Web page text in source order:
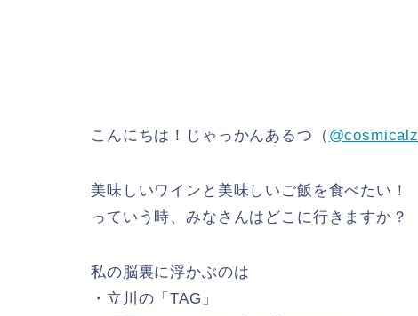
こんにちは！じゃっかんあるつ（ @cosmicalz
美味しいワインと美味しいご飯を食べたい！
っていう時、みなさんはどこに行きますか？
私の脳裏に浮かぶのは
・立川の「TAG」